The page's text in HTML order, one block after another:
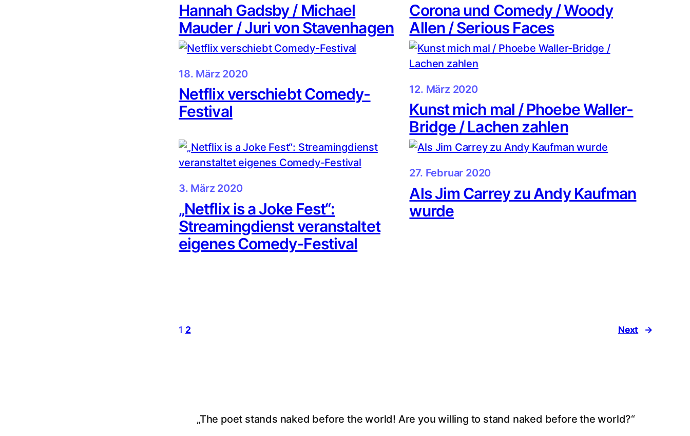
Hannah Gadsby / Michael
Mauder / Juri von Stavenhagen
Corona und Comedy / Woody
Allen / Serious Faces
18. März 2020
Netflix verschiebt Comedy-
Festival
12. März 2020
Kunst mich mal / Phoebe Waller-
Bridge / Lachen zahlen
3. März 2020
„Netflix is a Joke Fest“:
Streamingdienst veranstaltet
eigenes Comedy-Festival
27. Februar 2020
Als Jim Carrey zu Andy Kaufman
wurde
1 2 Next →
„The poet stands naked before the world! Are you willing to stand naked before the world?“